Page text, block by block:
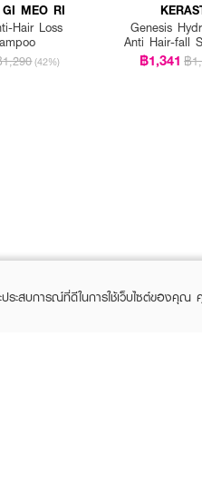
GI MEO RI
Hair Loss
(42%)
Genesis
Anti Hair-fall
Fine
฿1,341 ฿
ระสบการณ์ที่ดีในการใช้เว็บไซต์ของคุณ